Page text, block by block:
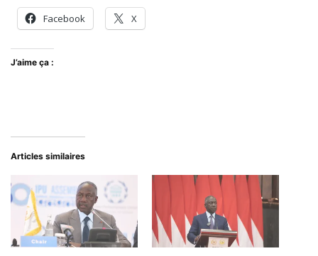
Facebook X
J’aime ça :
Articles similaires